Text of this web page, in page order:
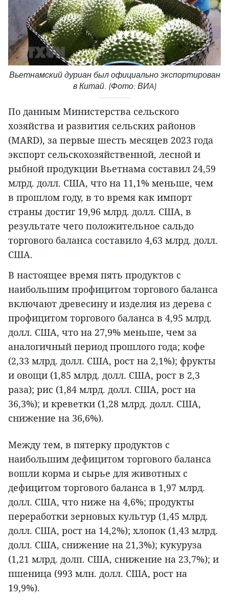
Вьетнамский дуриан был официально экспортирован
в Китай. (Фото: ВИA)
По данным Министерства сельского
хозяйства и развития сельских районов
(MARD), за первые шесть месяцев 2023 года
экспорт сельскохозяйственной, лесной и
рыбной продукции Вьетнама составил 24,59
млрд. долл. США, что на 11,1% меньше, чем
в прошлом году, в то время как импорт
страны достиг 19,96 млрд. долл. США, в
результате чего положительное сальдо
торгового баланса составило 4,63 млрд. долл.
США.
В настоящее время пять продуктов с
наибольшим профицитом торгового баланса
включают древесину и изделия из дерева с
профицитом торгового баланса в 4,95 млрд.
долл. США, что на 27,9% меньше, чем за
аналогичный период прошлого года; кофе
(2,33 млрд. долл. США, рост на 2,1%); фрукты
и овощи (1,85 млрд. долл. США, рост в 2,3
раза); рис (1,84 млрд. долл. США, рост на
36,3%); и креветки (1,28 млрд. долл. США,
снижение на 36,6%).
Между тем, в пятерку продуктов с
наибольшим дефицитом торгового баланса
вошли корма и сырье для животных с
дефицитом торгового баланса в 1,97 млрд.
долл. США, что ниже на 4,6%; продукты
переработки зерновых культур (1,45 млрд.
долл. США, рост на 14,2%); хлопок (1,43 млрд.
долл. США, снижение на 21,3%); кукуруза
(1,21 млрд. долп. США, снижение на 23,7%); и
пшеница (993 млн. долл. США, рост на
19,9%).